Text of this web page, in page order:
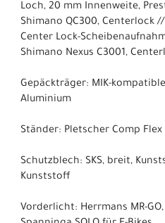
Loch, 20 mm Innenweite,
Shimano QC300, Centerlock
Center Lock-
Shimano Nexus C3001,
Gepäckträger: MIK-
Aluminium
Ständer: Pletscher Comp Flex
Schutzblech: SKS, breit,
Kunststoff
Vorderlicht: Herrmans MR-